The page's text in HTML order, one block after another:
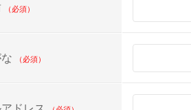
（必須）
（必須）